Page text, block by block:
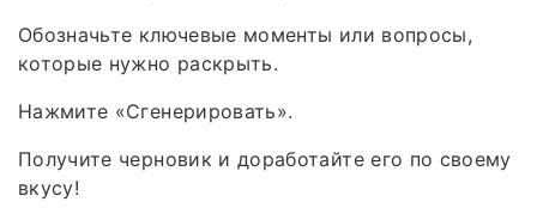
Обозначьте ключевые моменты или вопросы,
которые нужно раскрыть.
Нажмите «Сгенерировать».
Получите черновик и доработайте его по своему
вкусу!